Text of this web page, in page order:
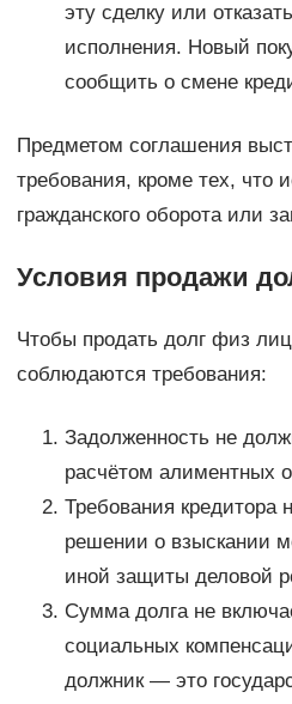
эту сделку или
исполнения. Новый
сообщить о смене
Предметом соглашения
требования, кроме тех, что
гражданского оборота или
Условия продажи
Чтобы продать долг физ
соблюдаются требования:
Задолженность не
расчётом алиментных
Требования кредитора
решении о взыскании
иной защиты деловой
Сумма долга не
социальных
должник — это